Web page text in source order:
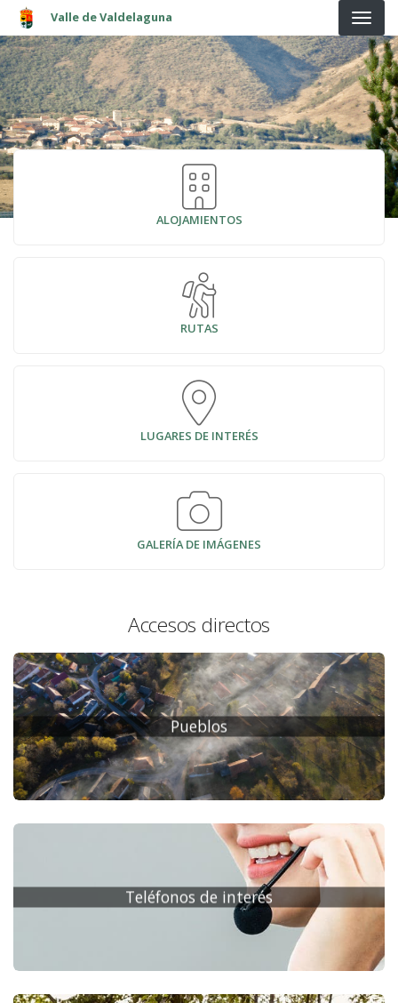
Pasar al contenido principal
Valle de Valdelaguna
ALOJAMIENTOS
RUTAS
LUGARES DE INTERÉS
GALERÍA DE IMÁGENES
Accesos directos
Pueblos
Teléfonos de interés